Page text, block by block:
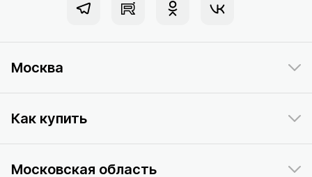
Москва
Как купить
Московская область